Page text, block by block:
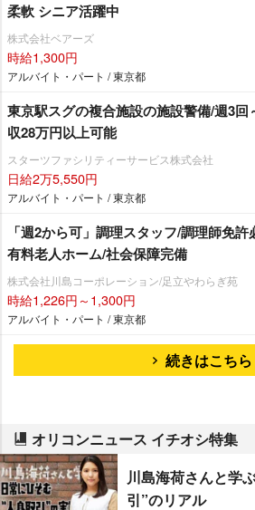
柔軟 シニア活躍中
株式会社ベアーズ
時給1,300円
アルバイト・パート / 東京都
東京駅スグの複合施設の施設警備/週3
収28万円以上可能
スターツファシリティーサービス株式会社
日給2万5,550円
アルバイト・パート / 東京都
「週2から可」調理スタッフ/調理師免
有料老人ホーム/社会保障完備
株式会社川島コーポレーション/足立やわらぎ苑
時給1,226円～1,300円
アルバイト・パート / 東京都
続きはこちら
オリコンニュース イチオシ特集
川島海荷さんと学
引”のリアル